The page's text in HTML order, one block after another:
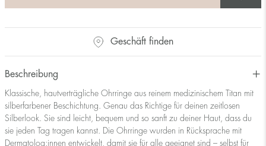
Geschäft finden
Beschreibung
Klassische, hautverträgliche Ohrringe aus reinem medizinischem Titan mit
silberfarbener Beschichtung. Genau das Richtige für deinen zeitlosen
Silberlook. Sie sind leicht, bequem und so sanft zu deiner Haut, dass du
sie jeden Tag tragen kannst. Die Ohrringe wurden in Rücksprache mit
Dermatolog:innen entwickelt, damit sie für alle geeignet sind – selbst für